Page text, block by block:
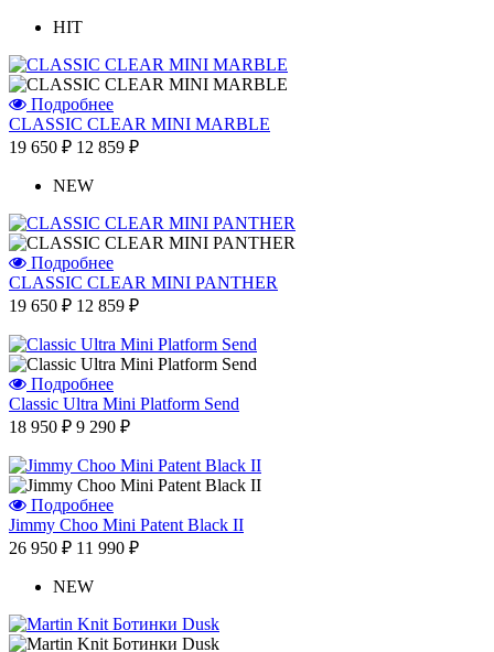
HIT
Подробнее
CLASSIC CLEAR MINI MARBLE
19 650 ₽ 12 859 ₽
NEW
Подробнее
CLASSIC CLEAR MINI PANTHER
19 650 ₽ 12 859 ₽
Подробнее
Classic Ultra Mini Platform Send
18 950 ₽ 9 290 ₽
Подробнее
Jimmy Choo Mini Patent Black II
26 950 ₽ 11 990 ₽
NEW